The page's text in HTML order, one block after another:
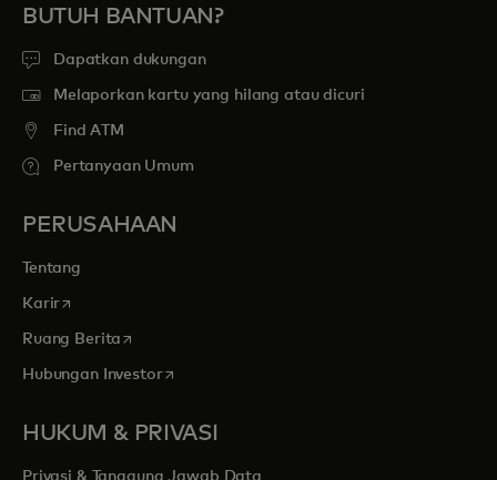
BUTUH BANTUAN?
Dapatkan dukungan
Melaporkan kartu yang hilang atau dicuri
Find ATM
Pertanyaan Umum
PERUSAHAAN
Tentang
Kariropens in a new tab
Ruang Berita opens in a new tab
Hubungan Investoropens in a new tab
HUKUM & PRIVASI
Privasi & Tanggung Jawab Data